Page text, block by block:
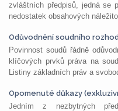
zvláštních předpisů, jedná se
nedostatek obsahových
Odůvodnění soudního
Povinnost soudů řádně
klíčových prvků práva na
Listiny základních práv a
Opomenuté důkazy
Jedním z nezbytných